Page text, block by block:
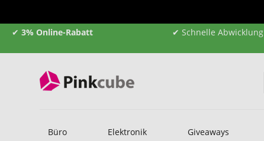
✔ 3% Online-Rabatt ✔ Schnelle Abwicklung
Büro Elektronik Giveaways